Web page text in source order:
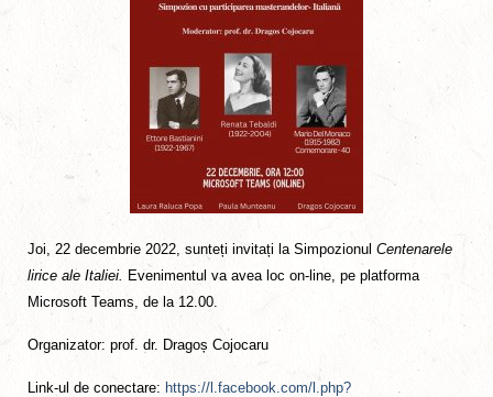
Joi, 22 decembrie 2022, sunteți invitați la Simpozionul Centenarele
lirice ale Italiei. Evenimentul va avea loc on-line, pe platforma
Microsoft Teams, de la 12.00.
Organizator: prof. dr. Dragoș Cojocaru
Link-ul de conectare: https://l.facebook.com/l.php?